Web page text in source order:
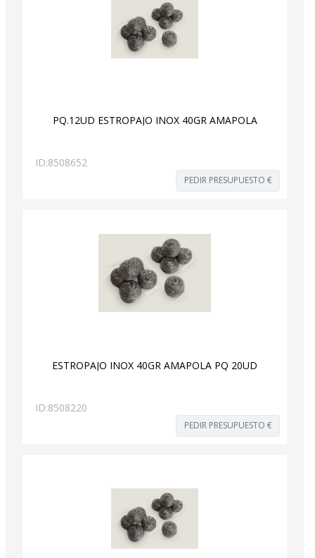
PQ.12UD ESTROPAJO INOX 40GR AMAPOLA
ID:8508652
PEDIR PRESUPUESTO €
ESTROPAJO INOX 40GR AMAPOLA PQ 20UD
ID:8508220
PEDIR PRESUPUESTO €